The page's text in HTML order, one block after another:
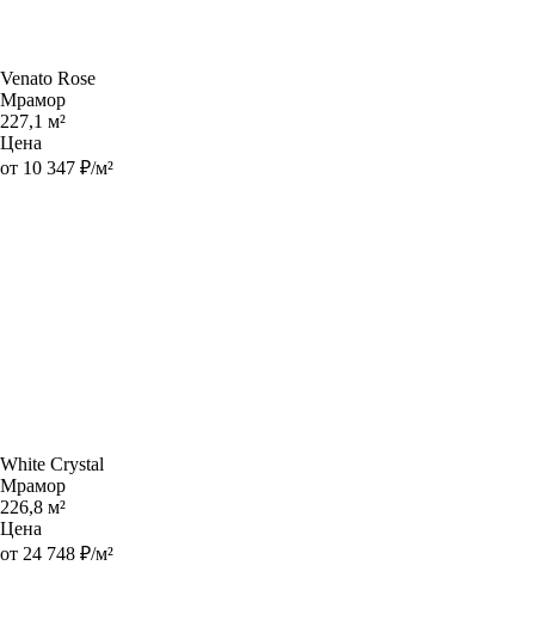
Venato Rose
Мрамор
227,1 м²
Цена
от 10 347 ₽/м²
White Crystal
Мрамор
226,8 м²
Цена
от 24 748 ₽/м²